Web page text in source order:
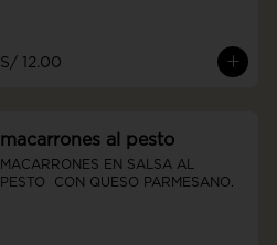
S/ 12.00
macarrones al pesto
MACARRONES EN SALSA AL
PESTO  CON QUESO PARMESANO.